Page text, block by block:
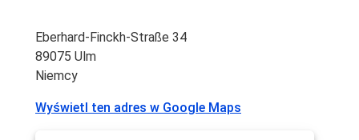
Eberhard-Finckh-Straße 34
89075 Ulm
Niemcy
Wyświetl ten adres w Google Maps